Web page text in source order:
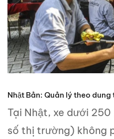
Nhật Bản: Quản lý theo dung
Tại Nhật, xe dưới
số thị trường) không